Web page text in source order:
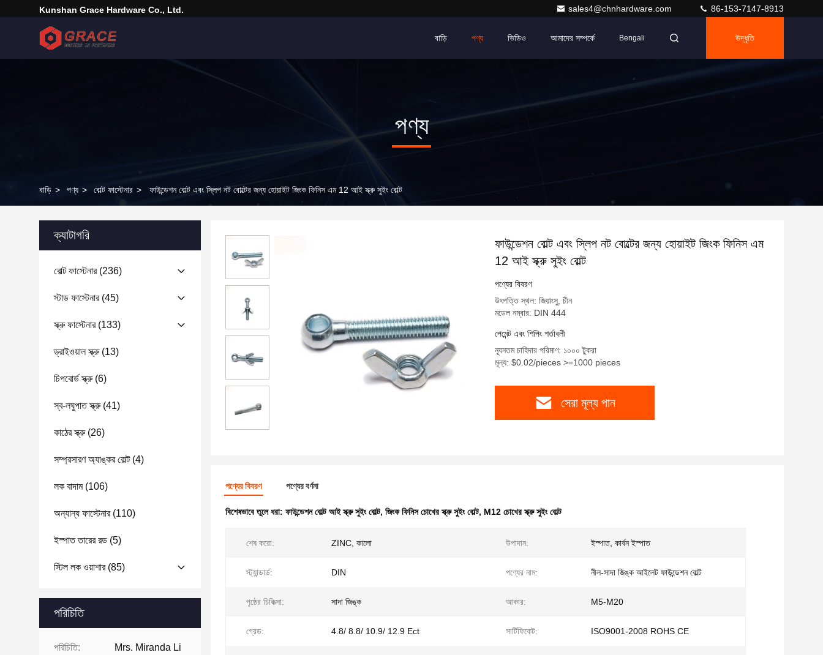
Kunshan Grace Hardware Co., Ltd. sales4@chnhardware.com 86-153-7147-8913
বাড়ি পণ্য ভিডিও আমাদের সম্পর্কে Bengali উদ্ধৃতি
পণ্য
বাড়ি > পণ্য > বোল্ট ফাস্টেনার > ফাউন্ডেশন বোল্ট এবং স্লিপ নট বোল্টের জন্য হোয়াইট জিংক ফিনিস এম 12 আই স্ক্রু সুইং বোল্ট
ক্যাটাগরি
বোল্ট ফাস্টেনার(236)
স্টাড ফাস্টেনার(45)
স্ক্রু ফাস্টেনার(133)
ড্রাইওয়াল স্ক্রু(13)
চিপবোর্ড স্ক্রু(6)
স্ব-লঘুপাত স্ক্রু(41)
কাঠের স্ক্রু(26)
সম্প্রসারণ অ্যাঙ্কর বোল্ট(4)
লক বাদাম(106)
অন্যান্য ফাস্টেনার(110)
ইস্পাত তারের রড (5)
স্টিল লক ওয়াশার(85)
পরিচিতি
পরিচিতি: Mrs. Miranda Li
ফাউন্ডেশন বোল্ট এবং স্লিপ নট বোল্টের জন্য হোয়াইট জিংক ফিনিস এম
12 আই স্ক্রু সুইং বোল্ট
পণ্যের বিবরণ
উৎপত্তি স্থল: জিয়াংসু, চীন
মডেল নম্বার: DIN 444
পেমেন্ট এবং শিপিং শর্তাবলী
ন্যূনতম চাহিদার পরিমাণ: ১০০০ টুকরা
মূল্য: $0.02/pieces >=1000 pieces
সেরা মূল্য পান
পণ্যের বিবরণ পণ্যের বর্ণনা
বিশেষভাবে তুলে ধরা: ফাউন্ডেশন বোল্ট আই স্ক্রু সুইং বোল্ট, জিংক ফিনিস চোখের স্ক্রু সুইং বোল্ট, M12 চোখের স্ক্রু সুইং বোল্ট
শেষ করো: ZINC, কালো উপাদান: ইস্পাত, কার্বন ইস্পাত
স্ট্যান্ডার্ড: DIN পণ্যের নাম: নীল-সাদা জিঙ্ক আইলেট ফাউন্ডেশন বোল্ট
পৃষ্ঠের চিকিত্সা: সাদা জিঙ্ক আকার: M5-M20
গ্রেড: 4.8/ 8.8/ 10.9/ 12.9 Ect সার্টিফিকেট: ISO9001-2008 ROHS CE